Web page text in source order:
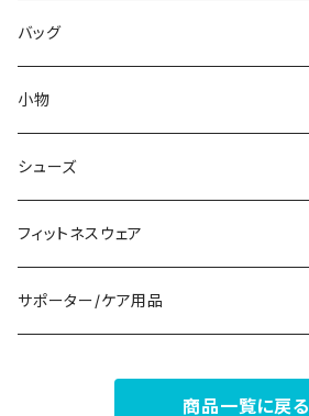
その他
その他
袖付き
ノースリーブ
パンツドレス
ナイトドレス
その他
その他
ブレスレット
ピアス
コサージュ
リング
その他
ブラ/ブラトップ/ベアトップ
ショーツ
タンクトップ/キャミソール
半袖/5分
7分/長袖
バッグ
サブバッグ
クラッチバッグ
トートバッグ
ショルダーバッグ
小物
マフラー/スカーフ/ストール
財布
アクセサリーケース
シューズ
スニーカー
ブーツ
フィットネスウェア
セット販売
サポーター/ケア用品
商品一覧に戻る